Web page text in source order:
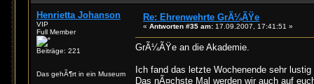
Henrietta Johanson
VIP
Full Member
Beiträge: 221
Das gehÃ¶rt in ein Museum
Re: Ehrenwehrte GrÃ¼ÃŸe
« Antworten #35 am: 17.09.2007, 17:41:51 »
GrÃ¼ÃŸe an die Akademie.
Ich fand das letzte Wochenende sehr
Das nÃ¤chste Mal werden wir auch auf